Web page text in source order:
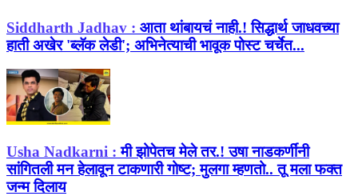
Siddharth Jadhav : आता थांबायचं नाही.! सिद्धार्थ जाधवच्या
हाती अखेर 'ब्लॅक लेडी'; अभिनेत्याची भावूक पोस्ट चर्चेत...
Usha Nadkarni : मी झोपेतच मेले तर.! उषा नाडकर्णींनी
सांगितली मन हेलावून टाकणारी गोष्ट; मुलगा म्हणतो.. तू मला फक्त
जन्म दिलाय